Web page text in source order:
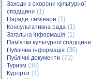
Заходи з охорони культурної
спадщини (1)
Наради, семінари (1)
Консультативна рада (1)
Загальна інформація (1)
Пам'ятки культурної спадщини
Публічна інформація (36)
Публічні документи (73)
Туризм (38)
Курорти (1)